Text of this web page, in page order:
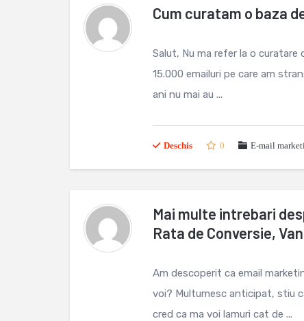
Cum curatam o baza
Salut, Nu ma refer la o
15.000 emailuri pe care am
ani nu mai au ...
Deschis 0 E-mail
Mai multe intrebari
Rata de Conversie,
Am descoperit ca email
voi? Multumesc anticipat, stiu
cred ca ma voi lamuri cat de ...